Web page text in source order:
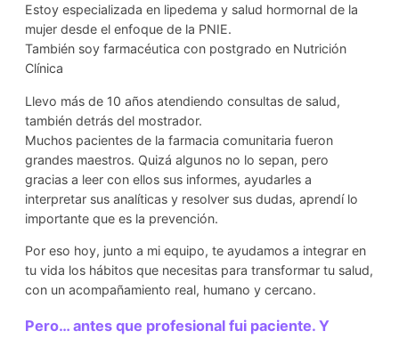
Estoy especializada en lipedema y salud hormornal de la
mujer desde el enfoque de la PNIE.
También soy farmacéutica con postgrado en Nutrición
Clínica
Llevo más de 10 años atendiendo consultas de salud,
también detrás del mostrador.
Muchos pacientes de la farmacia comunitaria fueron
grandes maestros. Quizá algunos no lo sepan, pero
gracias a leer con ellos sus informes, ayudarles a
interpretar sus analíticas y resolver sus dudas, aprendí lo
importante que es la prevención.
Por eso hoy, junto a mi equipo, te ayudamos a integrar en
tu vida los hábitos que necesitas para transformar tu salud,
con un acompañamiento real, humano y cercano.
Pero… antes que profesional fui paciente. Y